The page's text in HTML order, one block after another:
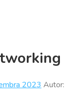
2023 Autor: